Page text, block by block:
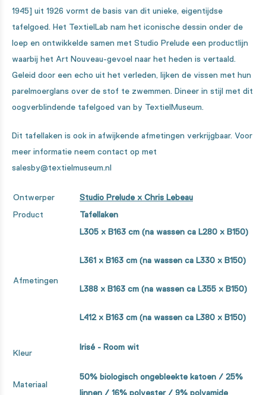
1945] uit 1926 vormt de basis van dit unieke, eigentijdse
tafelgoed. Het TextielLab nam het iconische dessin onder de
loep en ontwikkelde samen met Studio Prelude een productlijn
waarbij het Art Nouveau-gevoel naar het heden is vertaald.
Geleid door een echo uit het verleden, lijken de vissen met hun
parelmoerglans over de stof te zwemmen. Dineer in stijl met dit
oogverblindende tafelgoed van by TextielMuseum.
Dit tafellaken is ook in afwijkende afmetingen verkrijgbaar. Voor
meer informatie neem contact op met
salesby@textielmuseum.nl
Ontwerper
Studio Prelude x Chris Lebeau
Product
Tafellaken
Afmetingen
L305 x B163 cm (na wassen ca L280 x B150)
L361 x B163 cm (na wassen ca L330 x B150)
L388 x B163 cm (na wassen ca L355 x B150)
L412 x B163 cm (na wassen ca L380 x B150)
Kleur
Irisé - Room wit
Materiaal
50% biologisch ongebleekte katoen / 25%
linnen / 16% polyester / 9% polyamide